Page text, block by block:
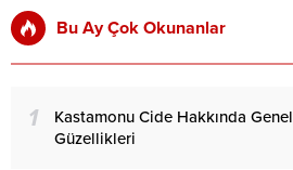
Bu Ay Çok Okunanlar
1
Kastamonu Cide Hakkında
Güzellikleri